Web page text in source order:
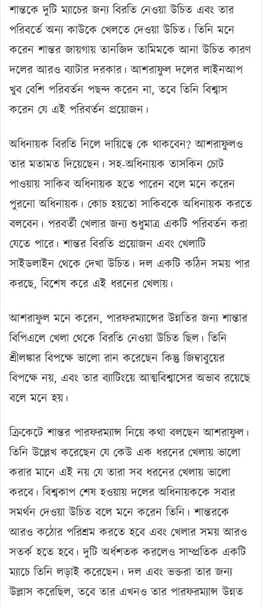
শান্তকে দুটি ম্যাচের জন্য বিরতি নেওয়া উচিত এবং তার
পরিবর্তে অন্য কাউকে খেলতে দেওয়া উচিত। তিনি মনে
করেন শান্তর জায়গায় তানজিদ তামিমকে আনা উচিত কারণ
দলের আরও ব্যাটার দরকার। আশরাফুল দলের লাইনআপ
খুব বেশি পরিবর্তন পছন্দ করেন না, তবে তিনি বিশ্বাস
করেন যে এই পরিবর্তন প্রয়োজন।
অধিনায়ক বিরতি নিলে দায়িত্বে কে থাকবেন? আশরাফুলও
তার মতামত দিয়েছেন। সহ-অধিনায়ক তাসকিন চোট
পাওয়ায় সাকিব অধিনায়ক হতে পারেন বলে মনে করেন
পুরনো অধিনায়ক। কোচ হয়তো সাকিবকে অধিনায়ক করতে
বলবেন। পরবর্তী খেলার জন্য শুধুমাত্র একটি পরিবর্তন করা
যেতে পারে। শান্তর বিরতি প্রয়োজন এবং খেলাটি
সাইডলাইন থেকে দেখা উচিত। দল একটি কঠিন সময় পার
করছে, বিশেষ করে এই ধরনের খেলায়।
আশরাফুল মনে করেন, পারফরম্যান্সের উন্নতির জন্য শান্তার
বিপিএলে খেলা থেকে বিরতি নেওয়া উচিত ছিল। তিনি
শ্রীলঙ্কার বিপক্ষে ভালো রান করেছেন কিন্তু জিম্বাবুয়ের
বিপক্ষে নয়, এবং তার ব্যাটিংয়ে আত্মবিশ্বাসের অভাব রয়েছে
বলে মনে হয়।
ক্রিকেটে শান্তর পারফরম্যান্স নিয়ে কথা বলছেন আশরাফুল।
তিনি উল্লেখ করেছেন যে কেউ এক ধরনের খেলায় ভালো
করার মানে এই নয় যে তারা সব ধরনের খেলায় ভালো
করবে। বিশ্বকাপ শেষ হওয়ায় দলের অধিনায়ককে সবার
সমর্থন দেওয়া উচিত বলে মনে করেন তিনি। শান্তরকে
আরও কঠোর পরিশ্রম করতে হবে এবং খেলার সময় আরও
সতর্ক হতে হবে। দুটি অর্ধশতক করলেও সাম্প্রতিক একটি
ম্যাচে তিনি লড়াই করেছেন। দল এবং ভক্তরা তার জন্য
উল্লাস করেছিল, তবে তার এখনও তার পারফরম্যান্স উন্নত